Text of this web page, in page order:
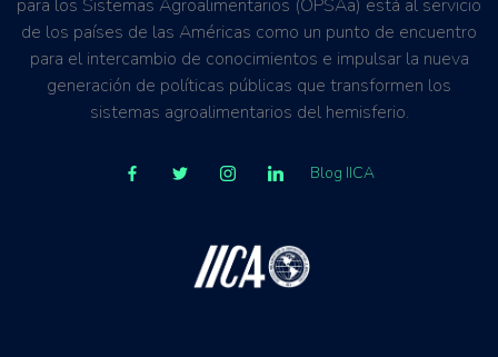
para los Sistemas Agroalimentarios (OPSAa) está al servicio
de los países de las Américas como un punto de encuentro
para el intercambio de conocimientos e impulsar la nueva
generación de políticas públicas que transformen los
sistemas agroalimentarios del hemisferio.
Blog IICA